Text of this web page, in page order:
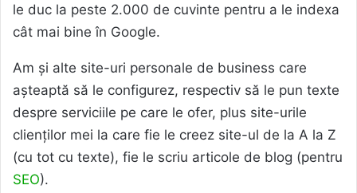
le duc la peste 2.000 de cuvinte pentru a le indexa
cât mai bine în Google.
Am și alte site-uri personale de business care
așteaptă să le configurez, respectiv să le pun texte
despre serviciile pe care le ofer, plus site-urile
clienților mei la care fie le creez site-ul de la A la Z
(cu tot cu texte), fie le scriu articole de blog (pentru
SEO).